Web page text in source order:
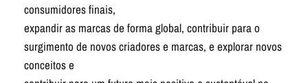
consumidores finais,
expandir as marcas de forma global, contribuir para o
surgimento de novos criadores e marcas, e explorar novos
conceitos e